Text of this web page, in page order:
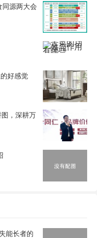
同源两大会
好感觉
图，深耕万
能长者的